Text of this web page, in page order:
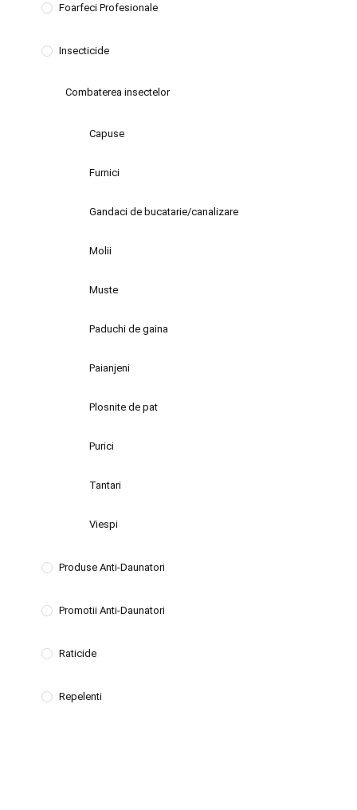
Foarfeci Profesionale
Insecticide
Combaterea insectelor
Capuse
Furnici
Gandaci de bucatarie/canalizare
Molii
Muste
Paduchi de gaina
Paianjeni
Plosnite de pat
Purici
Tantari
Viespi
Produse Anti-Daunatori
Promotii Anti-Daunatori
Raticide
Repelenti